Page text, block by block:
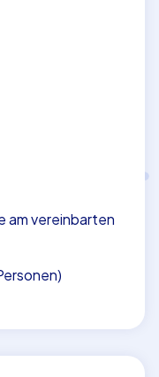
am vereinbarten